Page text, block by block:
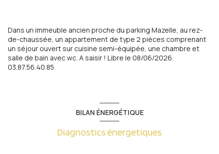
Dans un immeuble ancien proche du parking Mazelle, au rez-
de-chaussée, un appartement de type 2 pièces comprenant
un séjour ouvert sur cuisine semi-équipée, une chambre et
salle de bain avec wc. A saisir ! Libre le 08/06/2026.
03.87.56.40.85
BILAN ÉNERGÉTIQUE
Diagnostics énergetiques